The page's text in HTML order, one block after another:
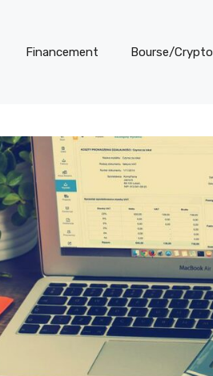
Financement Bourse/Crypto